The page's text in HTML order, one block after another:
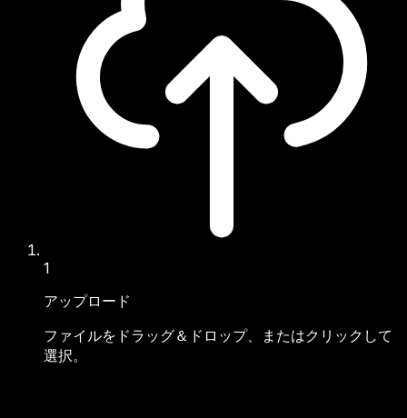
1
アップロード
ファイルをドラッグ＆ドロップ、またはクリックして
選択。